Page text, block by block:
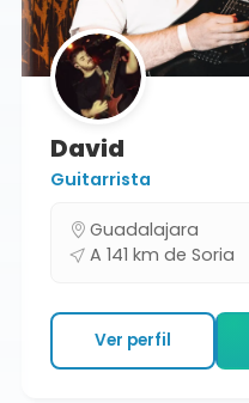
David
Guitarrista
Guadalajara
A 141 km de Soria
Ver perfil